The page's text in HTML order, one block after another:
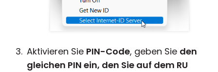
Aktivieren Sie PIN-Code, geben Sie den
gleichen PIN ein, den Sie auf dem RU